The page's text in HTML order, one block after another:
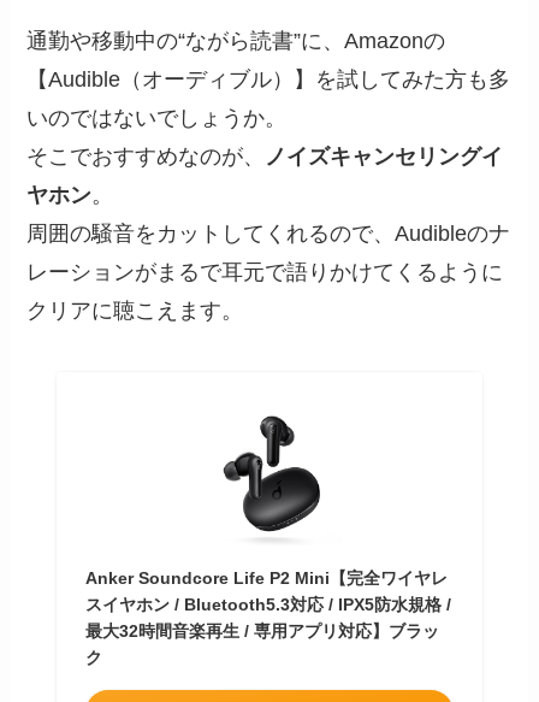
通勤や移動中の“ながら読書”に、Amazonの
【Audible（オーディブル）】を試してみた方も多
いのではないでしょうか。
そこでおすすめなのが、
ノイズキャンセリングイ
ヤホン。
周囲の騒音をカットしてくれるので、Audibleのナ
レーションがまるで耳元で語りかけてくるように
クリアに聴こえます。
Anker Soundcore Life P2 Mini【完全ワイヤレ
スイヤホン / Bluetooth5.3対応 / IPX5防水規格 /
最大32時間音楽再生 / 専用アプリ対応】ブラッ
ク